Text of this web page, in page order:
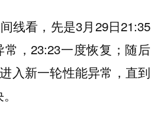
线看，先是3月29日21:35
常，23:23一度恢复；随后
入新一轮性能异常，直到